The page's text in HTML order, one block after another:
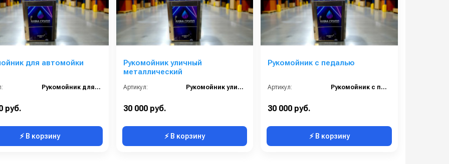
для автомойки
Рукомойник для автомойки
руб.
⚡ В корзину
Рукомойник уличный
металлический
Артикул: Рукомойник уличный металлический
30 000 руб.
⚡ В корзину
Рукомойник с педалью
Артикул: Рукомойник с педалью
30 000 руб.
⚡ В корзину